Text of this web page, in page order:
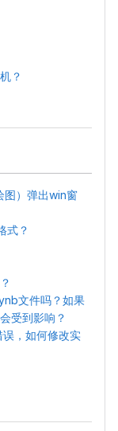
？
）弹出win窗
式？
文件吗？如果
受到影响？
，如何修改实